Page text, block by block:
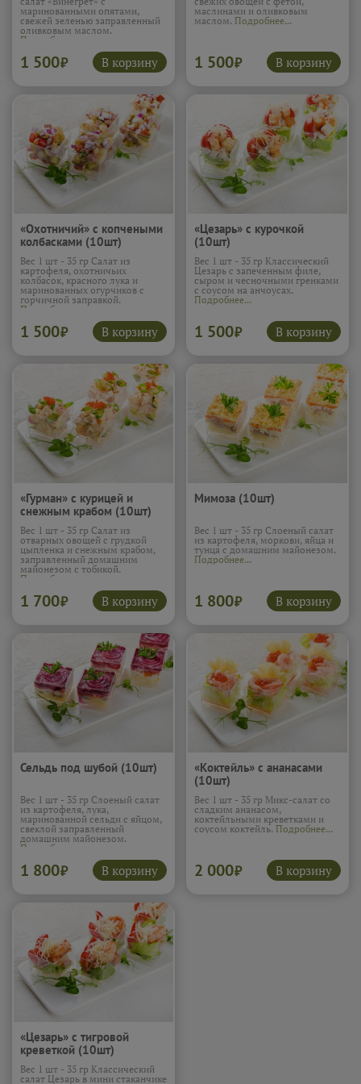
маринованными опятами,
свежей зеленью заправленный
оливковым маслом.
Подробнее...
1 500₽ В корзину
маслинами и оливковым
маслом. Подробнее...
1 500₽ В корзину
«Охотничий» с копчеными
колбасками (10шт)
Вес 1 шт - 35 гр Салат из
картофеля, охотничьих
колбасок, красного лука и
маринованных огурчиков с
горчичной заправкой.
Подробнее...
1 500₽ В корзину
«Цезарь» с курочкой
(10шт)
Вес 1 шт - 35 гр Классический
Цезарь с запеченным филе,
сыром и чесночными гренками
с соусом на анчоусах.
Подробнее...
1 500₽ В корзину
«Гурман» с курицей и
снежным крабом (10шт)
Вес 1 шт - 35 гр Салат из
отварных овощей с грудкой
цыпленка и снежным крабом,
заправленный домашним
майонезом с тобикой.
Подробнее...
1 700₽ В корзину
Мимоза (10шт)
Вес 1 шт - 35 гр Слоеный салат
из картофеля, моркови, яйца и
тунца с домашним майонезом.
Подробнее...
1 800₽ В корзину
Сельдь под шубой (10шт)
Вес 1 шт - 35 гр Слоеный салат
из картофеля, лука,
маринованной сельди с яйцом,
свеклой заправленный
домашним майонезом.
Подробнее...
1 800₽ В корзину
«Коктейль» с ананасами
(10шт)
Вес 1 шт - 35 гр Микс-салат со
сладким ананасом,
коктейльными креветками и
соусом коктейль. Подробнее...
2 000₽ В корзину
«Цезарь» с тигровой
креветкой (10шт)
Вес 1 шт - 35 гр Классический
салат Цезарь в мини стаканчике